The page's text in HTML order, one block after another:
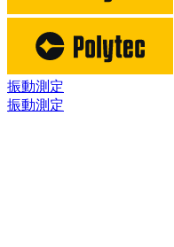
振動測定
振動測定